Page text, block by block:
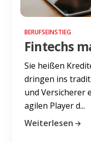
BERUFSEINSTIEG
Fintechs
Sie heißen
dringen ins
und Versicherer
agilen Player d...
Weiterlesen